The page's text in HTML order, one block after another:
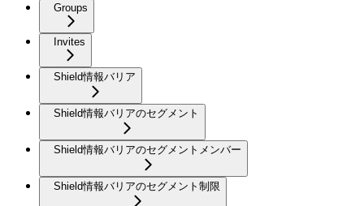
Groups
Invites
Shield情報バリア
Shield情報バリアのセグメント
Shield情報バリアのセグメントメンバー
Shield情報バリアのセグメント制限